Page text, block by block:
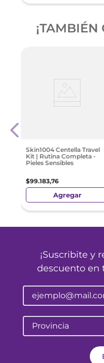
¡TAMBIÉN
Skin1004 Centella Travel
Kit | Rutina Completa -
Pieles Sensibles
$99.183,76
Agregar
¡Suscribite y
descuento en
Provincia